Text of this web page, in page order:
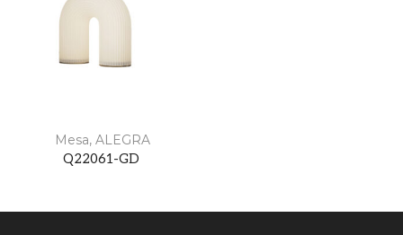
Mesa, ALEGRA
Q22061-GD